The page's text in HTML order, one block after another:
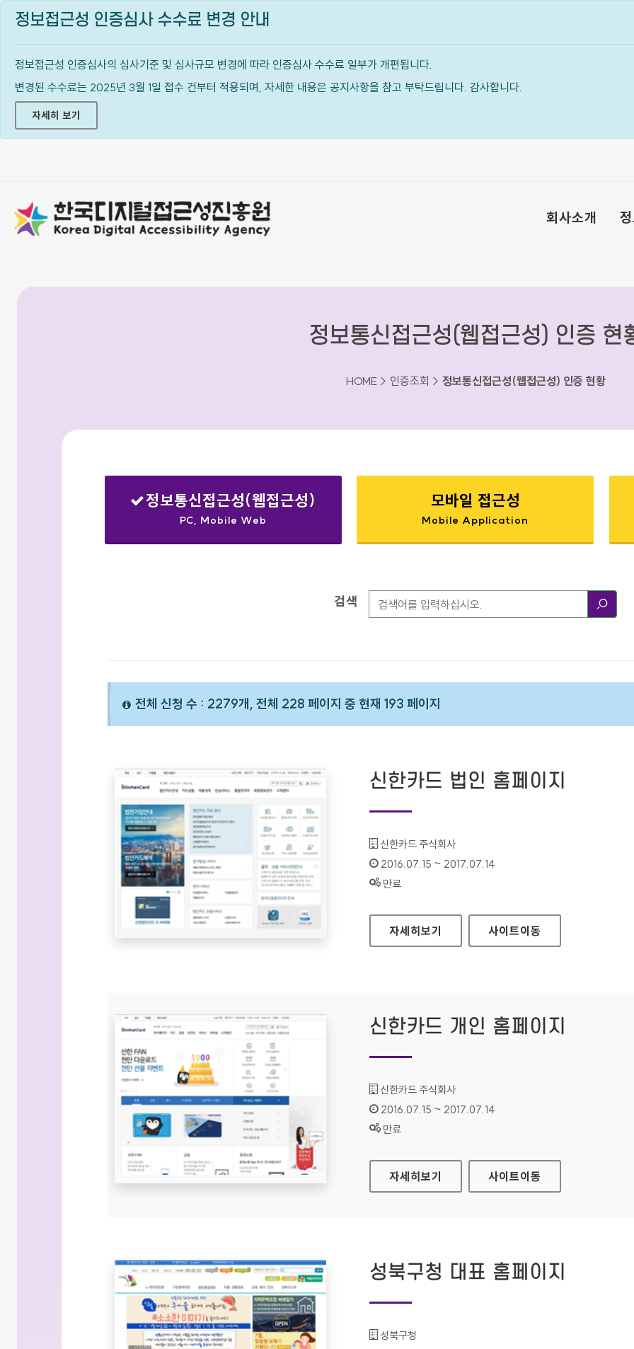
정보접근성 인증심사 수수료 변경 안내
정보접근성 인증심사의 심사기준 및 심사규모 변경에 따라 인증심사 수수료 일부가 개편됩니다.
변경된 수수료는 2025년 3월 1일 접수 건부터 적용되며, 자세한 내용은 공지사항을 참고 부탁드립니다. 감사합니다.
자세히 보기
회사소개
정보통신접근성(웹접근성) 인증 현
HOME > 인증조회 > 정보통신접근성(웹접근성) 인증 현황
정보통신접근성(웹접근성)
PC, Mobile Web
모바일 접근성
Mobile Application
검색
전체 신청 수 : 2279개, 전체 228 페이지 중 현재 193 페이지
신한카드 법인 홈페이지
기관명 :
신한카드 주식회사
인증기간 :
2016.07.15 ~ 2017.07.14
상태 :
만료
신한카드 법인 홈페이지
자세히보기 사이트이동
신한카드 개인 홈페이지
기관명 :
신한카드 주식회사
인증기간 :
2016.07.15 ~ 2017.07.14
상태 :
만료
신한카드 개인 홈페이지
자세히보기 사이트이동
성북구청 대표 홈페이지
기관명 :
성북구청